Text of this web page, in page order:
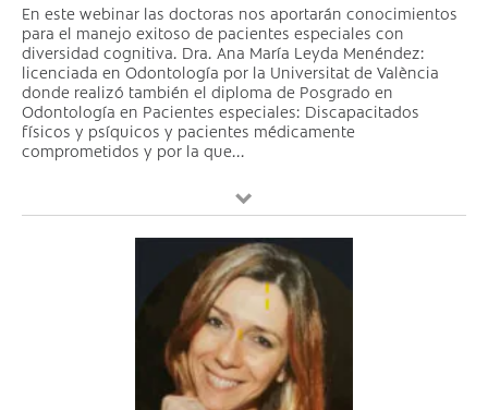
En este webinar las doctoras nos aportarán conocimientos
para el manejo exitoso de pacientes especiales con
diversidad cognitiva. Dra. Ana María Leyda Menéndez:
licenciada en Odontología por la Universitat de València
donde realizó también el diploma de Posgrado en
Odontología en Pacientes especiales: Discapacitados
físicos y psíquicos y pacientes médicamente
comprometidos y por la que...